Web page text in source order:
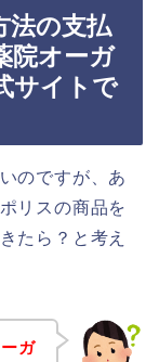
法の支払
院オーガ
サイトで
のですが、あ
リスの商品を
たら？と考え
ガ